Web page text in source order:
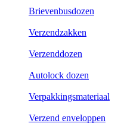
Brievenbusdozen
Verzendzakken
Verzenddozen
Autolock dozen
Verpakkingsmateriaal
Verzend enveloppen